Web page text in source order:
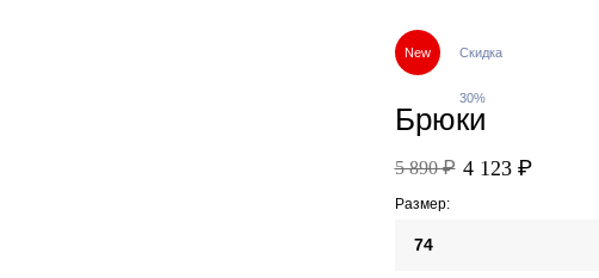
New Скидка
30%
Брюки
5 890 ₽ 4 123 ₽
Размер:
74